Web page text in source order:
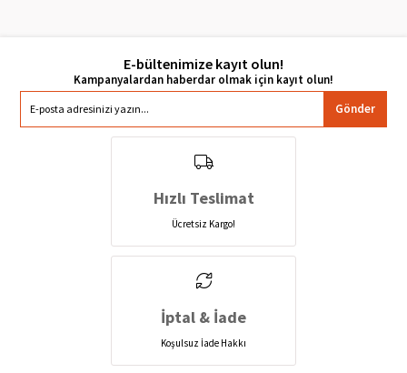
E-bültenimize kayıt olun!
Gönder
Hızlı Teslimat
Ücretsiz Kargo!
İptal & İade
Koşulsuz İade Hakkı